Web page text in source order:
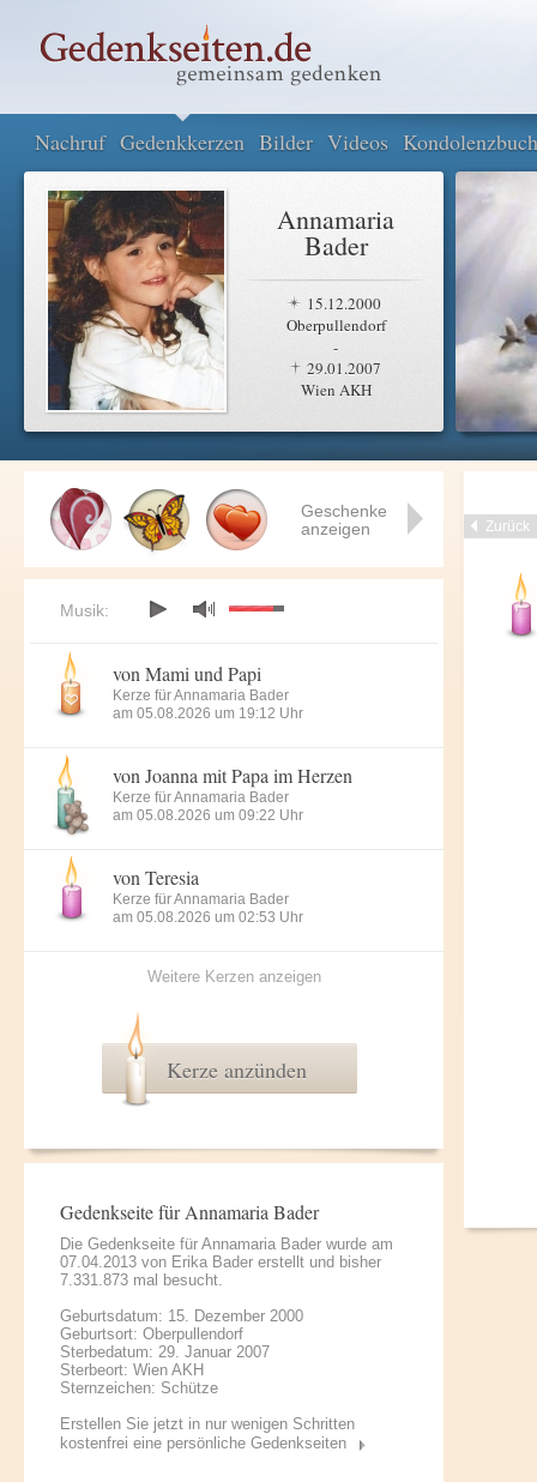
Nachruf Gedenkkerzen Bilder Videos Kondolenzbuch
Annamaria
Bader
15.12.2000
Oberpullendorf
-
29.01.2007
Wien AKH
Zurück
Geschenke
anzeigen
Musik:
von Mami und Papi
Kerze für Annamaria Bader
am 05.08.2026 um 19:12 Uhr
von Joanna mit Papa im Herzen
Kerze für Annamaria Bader
am 05.08.2026 um 09:22 Uhr
von Teresia
Kerze für Annamaria Bader
am 05.08.2026 um 02:53 Uhr
Weitere Kerzen anzeigen
Kerze anzünden
Gedenkseite für Annamaria Bader
Die Gedenkseite für Annamaria Bader wurde am
07.04.2013 von Erika Bader erstellt und bisher
7.331.873 mal besucht.
Geburtsdatum: 15. Dezember 2000
Geburtsort: Oberpullendorf
Sterbedatum: 29. Januar 2007
Sterbeort: Wien AKH
Sternzeichen: Schütze
Erstellen Sie jetzt in nur wenigen Schritten
kostenfrei eine persönliche Gedenkseiten